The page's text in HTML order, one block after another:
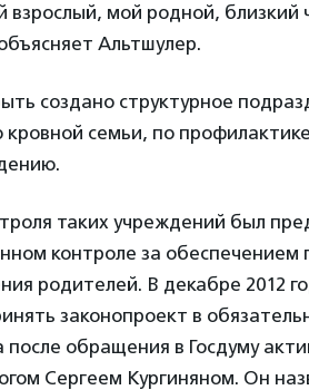
мой родной, близкий
Альтшулер.
создано структурное
кровной семьи, по профилактике
таких учреждений был
контроле за обеспечением
родителей. В декабре 2012
законопроект в
обращения в Госдуму
Сергеем Кургиняном. Он